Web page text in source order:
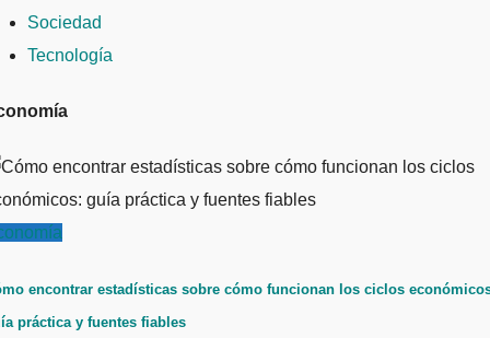
Sociedad
Tecnología
encontrar estadísticas sobre cómo funcionan los ciclos
práctica y fuentes fiables